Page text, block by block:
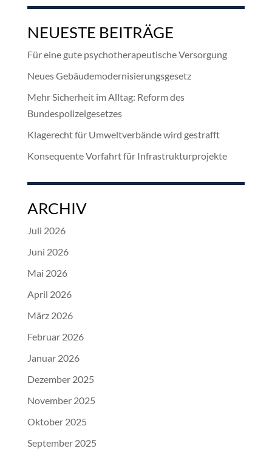
NEUESTE BEITRÄGE
Für eine gute psychotherapeutische Versorgung
Neues Gebäudemodernisierungsgesetz
Mehr Sicherheit im Alltag: Reform des
Bundespolizeigesetzes
Klagerecht für Umweltverbände wird gestrafft
Konsequente Vorfahrt für Infrastrukturprojekte
ARCHIV
Juli 2026
Juni 2026
Mai 2026
April 2026
März 2026
Februar 2026
Januar 2026
Dezember 2025
November 2025
Oktober 2025
September 2025